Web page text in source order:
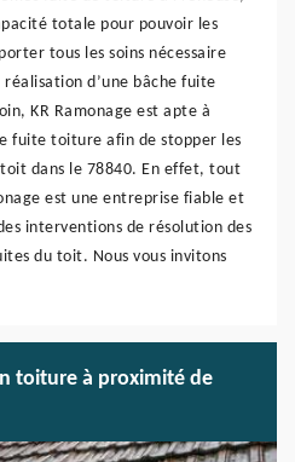
totale pour pouvoir les
tous les soins nécessaire
d’une bâche fuite
KR Ramonage est apte à
fuite toiture afin de stopper les
dans le 78840. En effet, tout
est une entreprise fiable et
interventions de résolution des
du toit. Nous vous invitons
toiture à proximité de